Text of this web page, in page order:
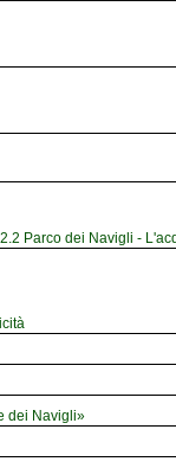
Parco dei Navigli -
dei Navigli»